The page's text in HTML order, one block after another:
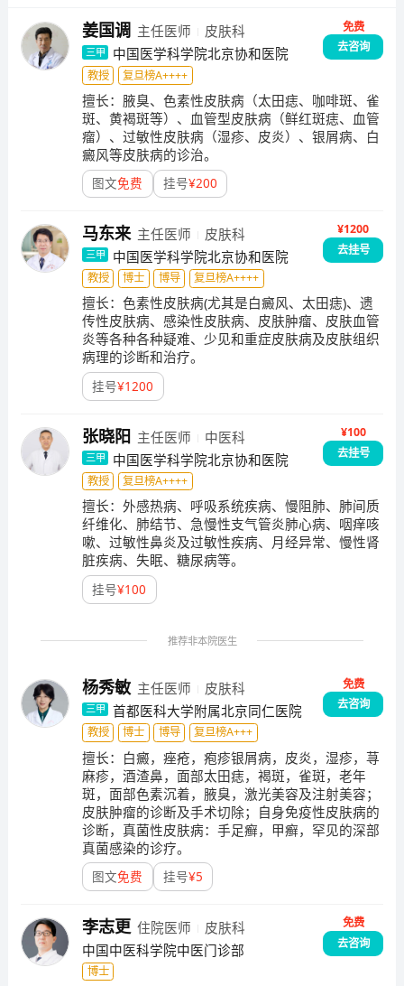
疑难重症患者，提供高效、精准的诊断及治疗。团队亚
专业学组深入科研工作，近年来在反常性痤疮、自身免
疫性大疱病、性传播疾病、银屑病、蕈样肉芽肿的发病
机制、罕见病的诊断等多个方向取得突破。论文先后发
表在《Science》、《NewEnglandJournalofMedicin
e》及《BritishJournalDermatology》等国际权威杂志
上。承担国家自然科学基金、卫生部行业基金、北京市
自然科学基金、首都发展基金等数个科研项目。主持米
金等多个国际合作项目。科研成果得到国际同行认可，
多次在国际学术会议上发言。每年培养硕士、博士研究
生10余名，承担协和医大八年制教学任务。皮肤性病学
系教学团队在晋红中系主任带领下，精益求精、力求创
新，开展多样化教学模式，承担多项教学改革项目。团
队于2007年起承担北京市住院医师规范化培训，成功培
养数十名优秀住院医，输送到全国各地。团队除完成自
身规培任务外，还派出讲者赴全国宣传经验，积极推动
皮肤科规范化培训在全国的开展。团队先后荣获北京市
高等教育精品教材奖、北京协和医学院教学创新团队奖
等多个教学奖项。
姜国调 主任医师 皮肤科
三甲 中国医学科学院北京协和医院
免费
去咨询
教授
复旦榜A++++
擅长： 腋臭、色素性皮肤病（太田痣、咖啡斑、雀
斑、黄褐斑等）、血管型皮肤病（鲜红斑痣、血管
瘤）、过敏性皮肤病（湿疹、皮炎）、银屑病、白
癜风等皮肤病的诊治。
图文免费 挂号¥200
马东来 主任医师 皮肤科
三甲 中国医学科学院北京协和医院
¥1200
去挂号
教授
博士 博导 复旦榜A++++
擅长：色素性皮肤病(尤其是白癜风、太田痣)、遗
传性皮肤病、感染性皮肤病、皮肤肿瘤、皮肤血管
炎等各种各种疑难、少见和重症皮肤病及皮肤组织
病理的诊断和治疗。
挂号¥1200
张晓阳 主任医师 中医科
三甲 中国医学科学院北京协和医院
¥100
去挂号
教授
复旦榜A++++
擅长：外感热病、呼吸系统疾病、慢阻肺、肺间质
纤维化、肺结节、急慢性支气管炎肺心病、咽痒咳
嗽、过敏性鼻炎及过敏性疾病、月经异常、慢性肾
脏疾病、失眠、糖尿病等。
挂号¥100
推荐非本院医生
杨秀敏 主任医师 皮肤科
三甲 首都医科大学附属北京同仁医院
免费
去咨询
教授
博士 博导 复旦榜A+++
擅长： 白癜，痤疮，疱疹银屑病，皮炎，湿疹，荨
麻疹，酒渣鼻，面部太田痣，褐斑，雀斑，老年
斑，面部色素沉着，腋臭，激光美容及注射美容；
皮肤肿瘤的诊断及手术切除；自身免疫性皮肤病的
诊断，真菌性皮肤病：手足癣，甲癣，罕见的深部
真菌感染的诊疗。
图文免费 挂号¥5
李志更 住院医师
皮肤科
中国中医科学院中医门诊部
免费
去咨询
博士